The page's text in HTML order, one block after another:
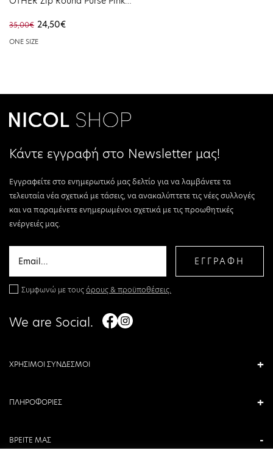
35,00€ 24,50€
ONE SIZE
Κάντε εγγραφή στο Newsletter μας!
Εγγραφείτε στο ενημερωτικό μας δελτίο για να λαμβάνετε τα
τελευταία νέα σχετικά με τάσεις, να ανακαλύπτετε τις νέες συλλογές
και να παραμένετε ενημερωμένοι σχετικά με τις προωθητικές
ενέργειές μας.
ΕΓΓΡΑΦΗ
Συμφωνώ με τουςόρους & προϋποθέσεις.
We are Social.
ΧΡΗΣΙΜΟΙ ΣΥΝΔΕΣΜΟΙ
ΠΛΗΡΟΦΟΡΙΕΣ
ΒΡΕΙΤΕ ΜΑΣ